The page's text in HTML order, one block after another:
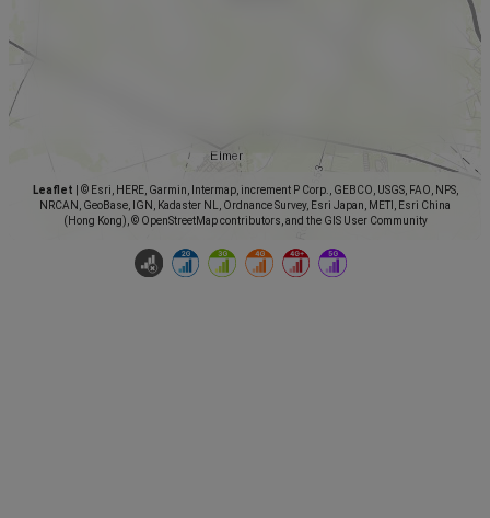
Leaflet
© Esri, HERE, Garmin, Intermap, increment P Corp., GEBCO, USGS, FAO, NPS,
NRCAN, GeoBase, IGN, Kadaster NL, Ordnance Survey, Esri Japan, METI, Esri China
(Hong Kong), © OpenStreetMap contributors, and the GIS User Community